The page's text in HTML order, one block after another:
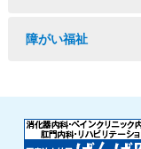
障がい福祉